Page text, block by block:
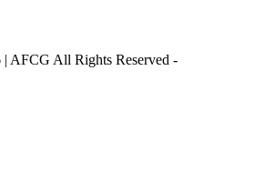
AFCG All Rights Reserved -